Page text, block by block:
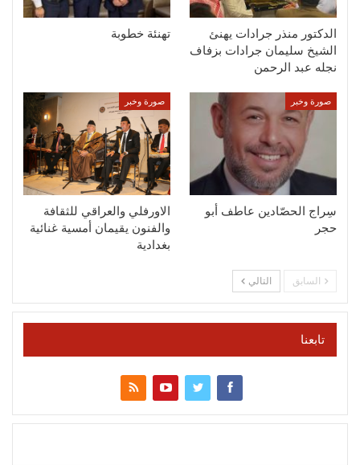
الدكتور منذر جرادات يهنئ
الشيخ سليمان جرادات بزفاف
نجله عبد الرحمن
تهنئة خطوبة
صورة وخبر
سِراج الحصّادين عاطف أبو
حجر
صورة وخبر
الاورفلي والعراقي للثقافة
والفنون يقيمان أمسية غنائية
بغدادية
السابق التالي
تابعنا